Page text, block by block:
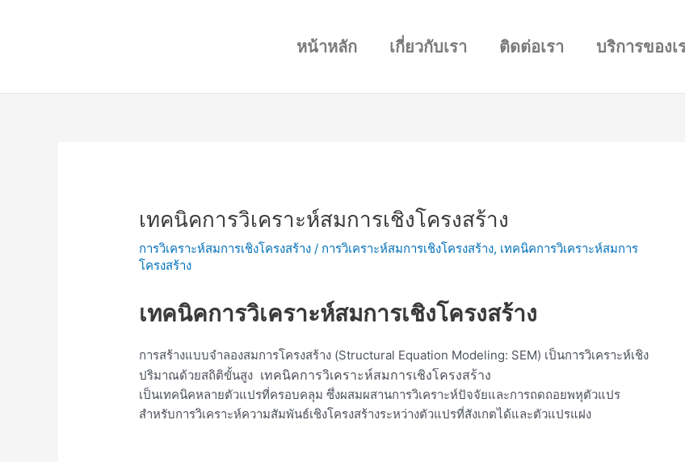
หน้าหลัก เกี่ยวกับเรา ติดต่อเรา บริการของเ
เทคนิคการวิเคราะห์สมการเชิงโครงสร้าง
การวิเคราะห์สมการเชิงโครงสร้าง / การวิเคราะห์สมการเชิงโครงสร้าง, เทคนิคการวิเคราะห์สมการ
โครงสร้าง
เทคนิคการวิเคราะห์สมการเชิงโครงสร้าง
การสร้างแบบจำลองสมการโครงสร้าง (Structural Equation Modeling: SEM) เป็นการวิเคราะห์เชิง
ปริมาณด้วยสถิติขั้นสูง เทคนิคการวิเคราะห์สมการเชิงโครงสร้าง
เป็นเทคนิคหลายตัวแปรที่ครอบคลุม ซึ่งผสมผสานการวิเคราะห์ปัจจัยและการถดถอยพหุตัวแปร
สำหรับการวิเคราะห์ความสัมพันธ์เชิงโครงสร้างระหว่างตัวแปรที่สังเกตได้และตัวแปรแฝง